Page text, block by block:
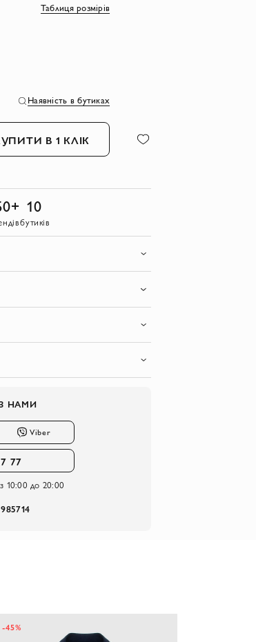
Таблиця розмірів
Наявність в бутиках
В 1 КЛІК
10
бутиків
З НАМИ
Viber
77
10:00 до 20:00
-45%